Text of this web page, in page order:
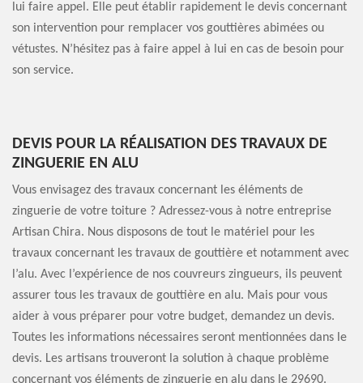
lui faire appel. Elle peut établir rapidement le devis concernant
son intervention pour remplacer vos gouttières abimées ou
vétustes. N’hésitez pas à faire appel à lui en cas de besoin pour
son service.
DEVIS POUR LA RÉALISATION DES TRAVAUX DE
ZINGUERIE EN ALU
Vous envisagez des travaux concernant les éléments de
zinguerie de votre toiture ? Adressez-vous à notre entreprise
Artisan Chira. Nous disposons de tout le matériel pour les
travaux concernant les travaux de gouttière et notamment avec
l’alu. Avec l’expérience de nos couvreurs zingueurs, ils peuvent
assurer tous les travaux de gouttière en alu. Mais pour vous
aider à vous préparer pour votre budget, demandez un devis.
Toutes les informations nécessaires seront mentionnées dans le
devis. Les artisans trouveront la solution à chaque problème
concernant vos éléments de zinguerie en alu dans le 29690.